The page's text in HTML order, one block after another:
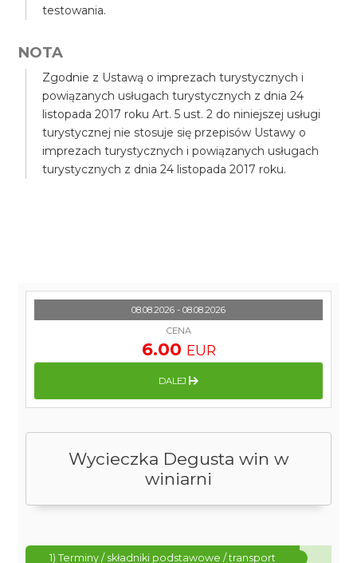
testowania.
NOTA
Zgodnie z Ustawą o imprezach turystycznych i
powiązanych usługach turystycznych z dnia 24
listopada 2017 roku Art. 5 ust. 2 do niniejszej usługi
turystycznej nie stosuje się przepisów Ustawy o
imprezach turystycznych i powiązanych usługach
turystycznych z dnia 24 listopada 2017 roku.
Wycieczka Degusta win w
winiarni
1) Terminy / składniki podstawowe / transport
08.08.2026 - 08.08.2026
CENA
6.00 EUR
DALEJ